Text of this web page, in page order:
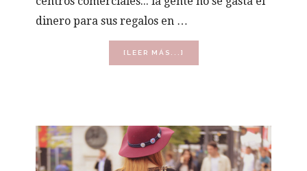
dinero para sus regalos en …
[LEER MÁS...]
DE
NAVIDAD
EN
TU
SALÓN